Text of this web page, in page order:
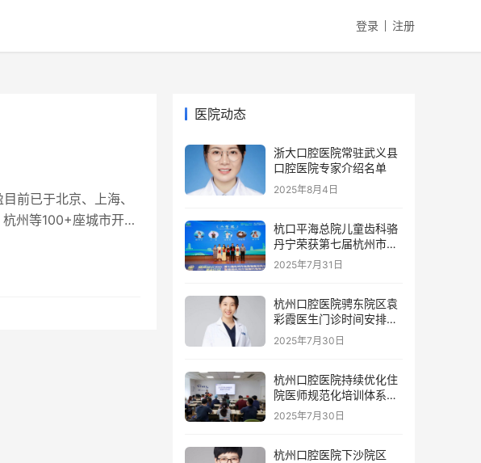
登录 注册
前已于北京、上海、
州等100+座城市开通
医院动态
浙大口腔医院常驻武义县
口腔医院专家介绍名单
2025年8月4日
杭口平海总院儿童齿科骆
丹宁荣获第七届杭州市金
牌健康讲师大赛二等奖
2025年7月31日
杭州口腔医院骋东院区袁
彩霞医生门诊时间安排
（2025年8月）
2025年7月30日
杭州口腔医院持续优化住
院医师规范化培训体系为
住院医师成长赋能
2025年7月30日
杭州口腔医院下沙院区